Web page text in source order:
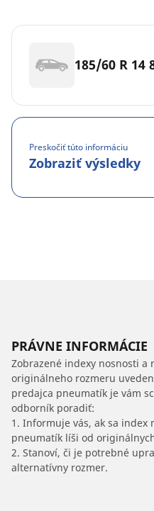
185/60 R 14
Preskočiť túto informáciu
Zobraziť výsledky
PRÁVNE INFORMÁCIE
Zobrazené indexy nosnosti
originálneho rozmeru
predajca pneumatík je vám
odborník poradiť:
1. Informuje vás, ak sa index
pneumatík líši od
2. Stanoví, či je potrebné
alternatívny rozmer.